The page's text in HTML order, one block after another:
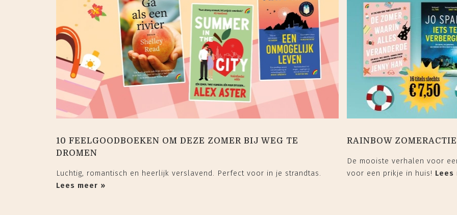
10 FEELGOODBOEKEN OM DEZE ZOMER BIJ WEG TE
DROMEN
Luchtig, romantisch en heerlijk verslavend. Perfect voor in je strandtas.
Lees meer »
RAINBOW
De mooiste verhalen voor
voor een prikje in huis! Lees